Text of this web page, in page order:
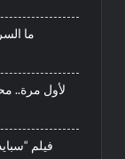
لأول مرة..